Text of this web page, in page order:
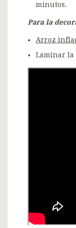
minutos.
Para la
Arroz
Laminar la